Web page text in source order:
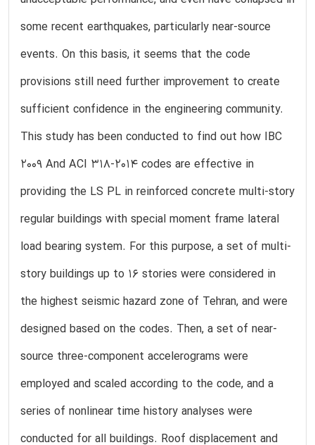
some recent earthquakes, particularly near-source
events. On this basis, it seems that the code
provisions still need further improvement to create
sufficient confidence in the engineering community.
This study has been conducted to find out how IBC
2009 And ACI 318-2014 codes are effective in
providing the LS PL in reinforced concrete multi-story
regular buildings with special moment frame lateral
load bearing system. For this purpose, a set of multi-
story buildings up to 16 stories were considered in
the highest seismic hazard zone of Tehran, and were
designed based on the codes. Then, a set of near-
source three-component accelerograms were
employed and scaled according to the code, and a
series of nonlinear time history analyses were
conducted for all buildings. Roof displacement and